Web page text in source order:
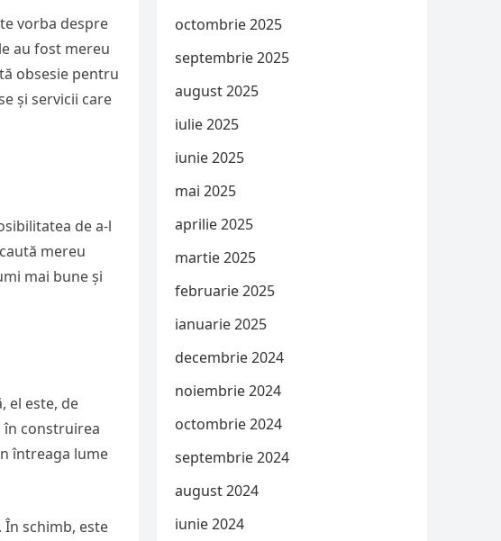
vorba despre
au fost mereu
obsesie pentru
și servicii care
de a-l
mereu
mai bune și
el este, de
în construirea
întreaga lume
schimb, este
octombrie 2025
septembrie 2025
august 2025
iulie 2025
iunie 2025
mai 2025
aprilie 2025
martie 2025
februarie 2025
ianuarie 2025
decembrie 2024
noiembrie 2024
octombrie 2024
septembrie 2024
august 2024
iunie 2024